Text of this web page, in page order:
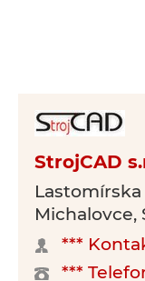
StrojCAD
Lastomírska
Michalovce,
***
***